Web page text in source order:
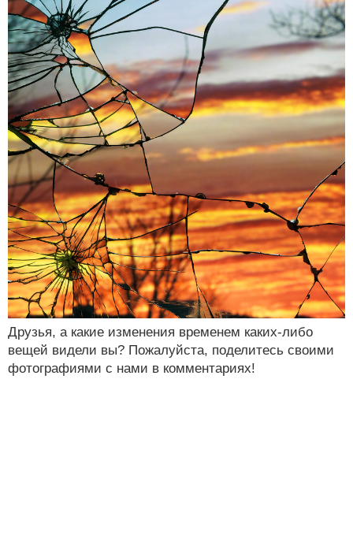
Друзья, а какие изменения временем каких-либо
вещей видели вы? Пожалуйста, поделитесь своими
фотографиями с нами в комментариях!